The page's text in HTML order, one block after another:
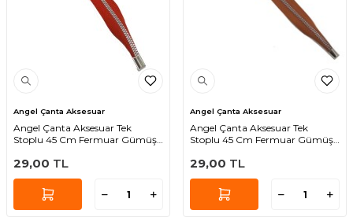
Angel Çanta Aksesuar
Angel Çanta Aksesuar Tek
Stoplu 45 Cm Fermuar Gümüş
29,00 TL
Angel Çanta Aksesuar
Angel Çanta Aksesuar Tek
Stoplu 45 Cm Fermuar Gümüş
29,00 TL